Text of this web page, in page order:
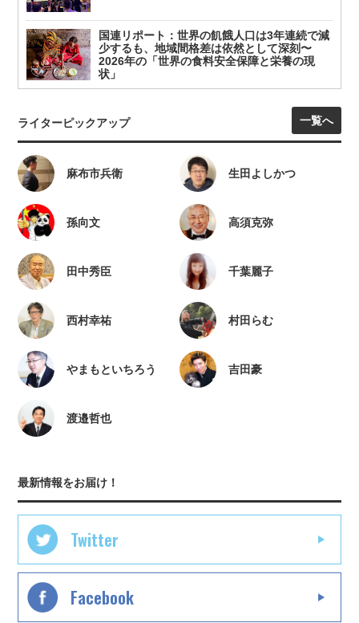
国連リポート：世界の飢餓人口は3年連続で減
少するも、地域間格差は依然として深刻〜
2026年の「世界の食料安全保障と栄養の現
状」
ライターピックアップ 一覧へ
麻布市兵衛 生田よしかつ
孫向文 高須克弥
田中秀臣 千葉麗子
西村幸祐 村田らむ
やまもといちろう 吉田豪
渡邉哲也
最新情報をお届け！
Twitter
Facebook